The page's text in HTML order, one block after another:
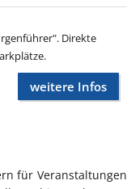
Direkte
weitere Infos
für Veranstaltungen